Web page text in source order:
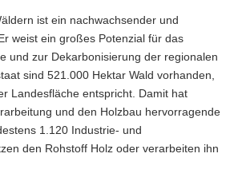
ist ein nachwachsender und
weist ein großes Potenzial für das
und zur Dekarbonisierung der regionalen
sind 521.000 Hektar Wald vorhanden,
Landesfläche entspricht. Damit hat
und den Holzbau hervorragende
1.120 Industrie- und
den Rohstoff Holz oder verarbeiten ihn